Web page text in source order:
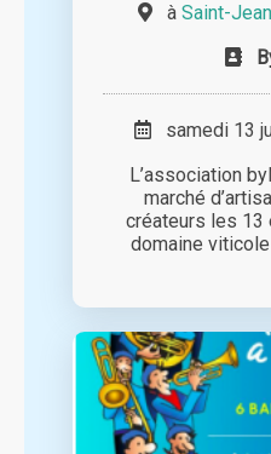
à Saint-
samedi 13
L’association
marché
créateurs les 13
domaine viticole